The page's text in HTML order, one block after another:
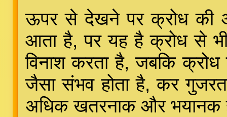
ऊपर से देखने पर क्रोध की
आता है, पर यह है क्रोध से
विनाश करता है, जबकि क्रोध
जैसा संभव होता है, कर
अधिक खतरनाक और भयानक